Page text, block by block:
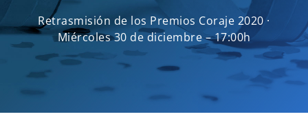
Retrasmisión de los Premios Coraje 2020 ·
Miércoles 30 de diciembre – 17:00h